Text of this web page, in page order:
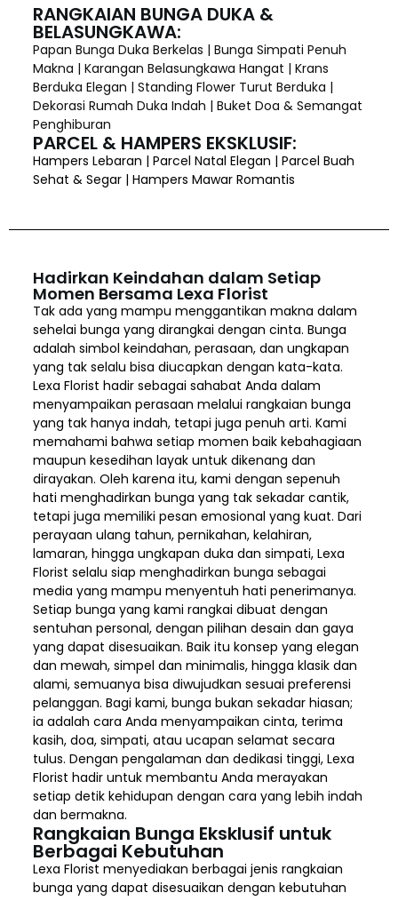
RANGKAIAN BUNGA DUKA &
BELASUNGKAWA:
Papan Bunga Duka Berkelas | Bunga Simpati Penuh
Makna | Karangan Belasungkawa Hangat | Krans
Berduka Elegan | Standing Flower Turut Berduka |
Dekorasi Rumah Duka Indah | Buket Doa & Semangat
Penghiburan
PARCEL & HAMPERS EKSKLUSIF:
Hampers Lebaran | Parcel Natal Elegan | Parcel Buah
Sehat & Segar | Hampers Mawar Romantis
Hadirkan Keindahan dalam Setiap
Momen Bersama Lexa Florist
Tak ada yang mampu menggantikan makna dalam
sehelai bunga yang dirangkai dengan cinta. Bunga
adalah simbol keindahan, perasaan, dan ungkapan
yang tak selalu bisa diucapkan dengan kata-kata.
Lexa Florist hadir sebagai sahabat Anda dalam
menyampaikan perasaan melalui rangkaian bunga
yang tak hanya indah, tetapi juga penuh arti. Kami
memahami bahwa setiap momen baik kebahagiaan
maupun kesedihan layak untuk dikenang dan
dirayakan. Oleh karena itu, kami dengan sepenuh
hati menghadirkan bunga yang tak sekadar cantik,
tetapi juga memiliki pesan emosional yang kuat. Dari
perayaan ulang tahun, pernikahan, kelahiran,
lamaran, hingga ungkapan duka dan simpati, Lexa
Florist selalu siap menghadirkan bunga sebagai
media yang mampu menyentuh hati penerimanya.
Setiap bunga yang kami rangkai dibuat dengan
sentuhan personal, dengan pilihan desain dan gaya
yang dapat disesuaikan. Baik itu konsep yang elegan
dan mewah, simpel dan minimalis, hingga klasik dan
alami, semuanya bisa diwujudkan sesuai preferensi
pelanggan. Bagi kami, bunga bukan sekadar hiasan;
ia adalah cara Anda menyampaikan cinta, terima
kasih, doa, simpati, atau ucapan selamat secara
tulus. Dengan pengalaman dan dedikasi tinggi, Lexa
Florist hadir untuk membantu Anda merayakan
setiap detik kehidupan dengan cara yang lebih indah
dan bermakna.
Rangkaian Bunga Eksklusif untuk
Berbagai Kebutuhan
Lexa Florist menyediakan berbagai jenis rangkaian
bunga yang dapat disesuaikan dengan kebutuhan